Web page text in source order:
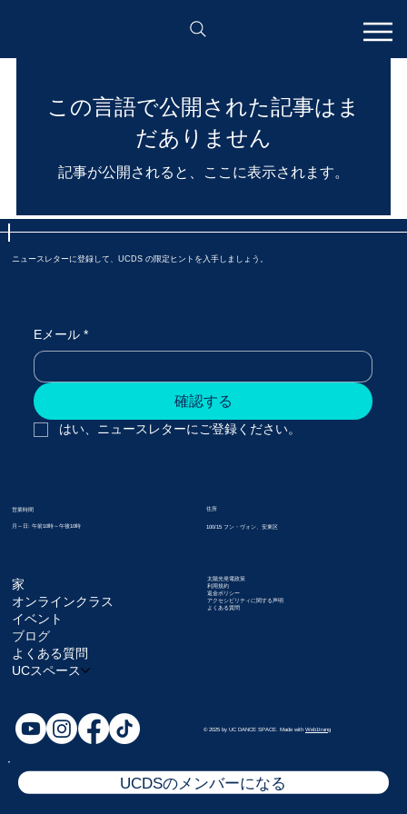
この言語で公開された記事はま
だありません
記事が公開されると、ここに表示されます。
ニュースレターに登録して、UCDS の限定ヒントを入手しましょう。
Eメール *
確認する
はい、ニュースレターにご登録ください。
営業時間
月～日: 午前10時～午後10時
住所
100/15 フン・ヴォン、安東区
家
オンラインクラス
イベント
ブログ
よくある質問
UCスペース
太陽光発電政策
利用規約
返金ポリシー
アクセシビリティに関する声明
よくある質問
© 2025 by UC DANCE SPACE. Made with Web1trang
UCDSのメンバーになる